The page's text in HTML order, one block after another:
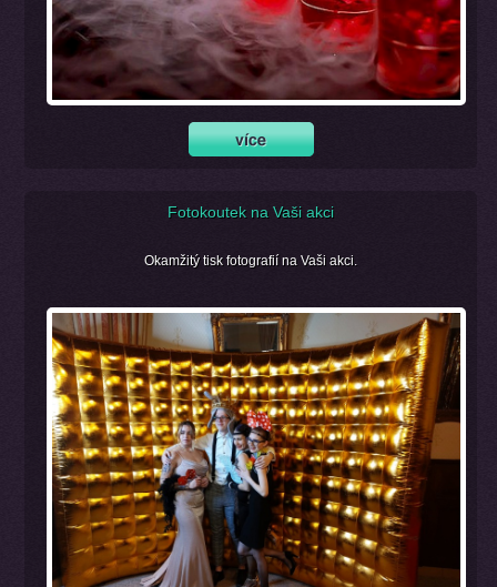
Fotokoutek na Vaši akci
Okamžitý tisk fotografií na Vaši akci.